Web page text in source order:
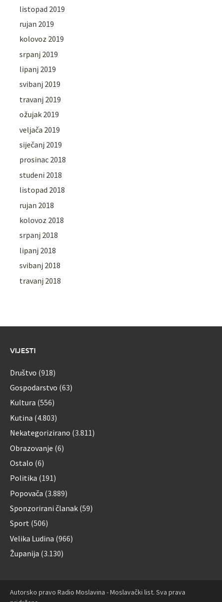
listopad 2019
rujan 2019
kolovoz 2019
srpanj 2019
lipanj 2019
svibanj 2019
travanj 2019
ožujak 2019
veljača 2019
siječanj 2019
prosinac 2018
studeni 2018
listopad 2018
rujan 2018
kolovoz 2018
srpanj 2018
lipanj 2018
svibanj 2018
travanj 2018
VIJESTI
Društvo (918)
Gospodarstvo (63)
Kultura (556)
Kutina (4.803)
Nekategorizirano (3.811)
Obrazovanje (6)
Ostalo (6)
Politika (191)
Popovača (3.889)
Sponzorirani članak (59)
Sport (506)
Velika Ludina (966)
Županija (3.130)
Autorsko pravo Radio Moslavina - Moslavački list. Sva prava